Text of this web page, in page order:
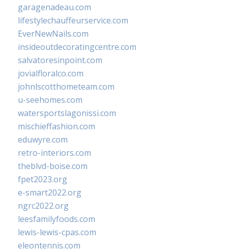
garagenadeau.com
lifestylechauffeurservice.com
EverNewNails.com
insideoutdecoratingcentre.com
salvatoresinpoint.com
jovialfloralco.com
johnlscotthometeam.com
u-seehomes.com
watersportslagonissi.com
mischieffashion.com
eduwyre.com
retro-interiors.com
theblvd-boise.com
fpet2023.org
e-smart2022.org
ngrc2022.org
leesfamilyfoods.com
lewis-lewis-cpas.com
eleontennis.com